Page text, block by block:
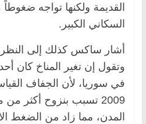
القديمة ولكنها تواجه
السكاني الكبير.
أشار ساكس كذلك إلى
وتقول إن تغير المناخ كان
2009 تسبب بنزوح أكثر
المدن، مما زاد من الضغط